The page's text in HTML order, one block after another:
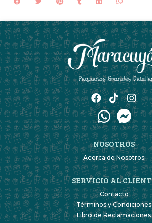
NOSOTROS
Acerca de Nosotros
SERVICIO AL
Contacto
Términos y Condiciones
Libro de Reclamaciones